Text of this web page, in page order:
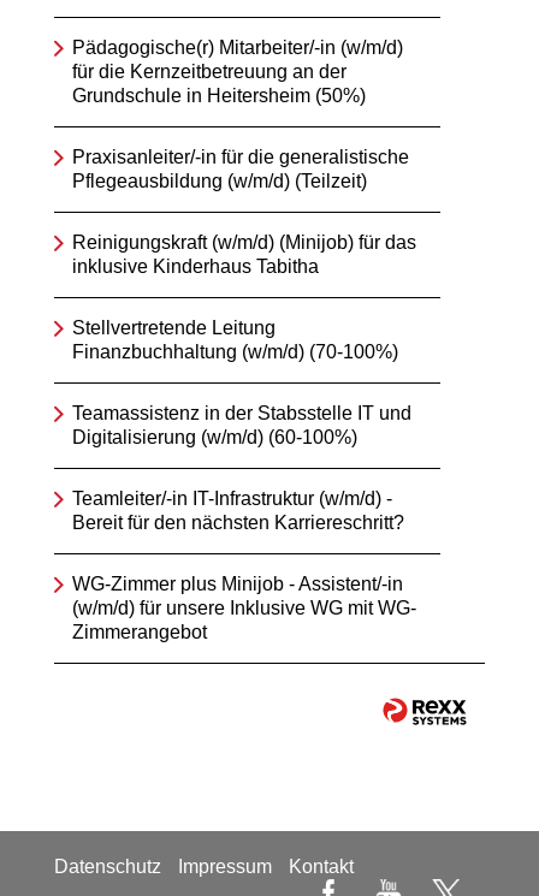
Pädagogische(r) Mitarbeiter/-in (w/m/d)
für die Kernzeitbetreuung an der
Grundschule in Heitersheim (50%)
Praxisanleiter/-in für die generalistische
Pflegeausbildung (w/m/d) (Teilzeit)
Reinigungskraft (w/m/d) (Minijob) für das
inklusive Kinderhaus Tabitha
Stellvertretende Leitung
Finanzbuchhaltung (w/m/d) (70-100%)
Teamassistenz in der Stabsstelle IT und
Digitalisierung (w/m/d) (60-100%)
Teamleiter/-in IT-Infrastruktur (w/m/d) -
Bereit für den nächsten Karriereschritt?
WG-Zimmer plus Minijob - Assistent/-in
(w/m/d) für unsere Inklusive WG mit WG-
Zimmerangebot
Datenschutz Impressum Kontakt